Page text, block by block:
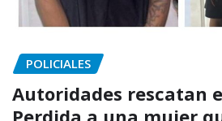
POLICIALES
Autoridades rescatan
Perdida a una mujer